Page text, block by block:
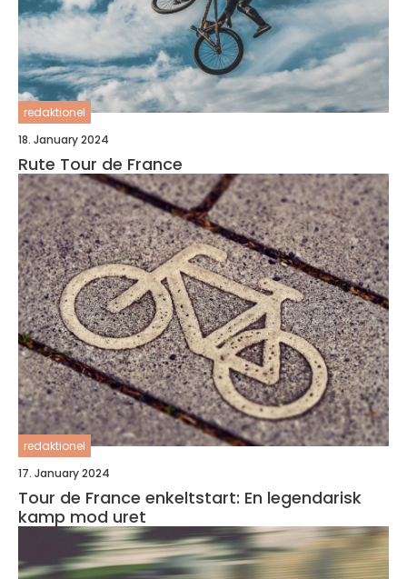
redaktionel
18. January 2024
Rute Tour de France
redaktionel
17. January 2024
Tour de France enkeltstart: En legendarisk
kamp mod uret